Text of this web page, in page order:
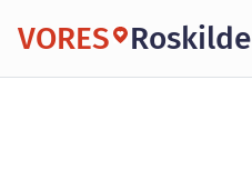
VORES Roskilde